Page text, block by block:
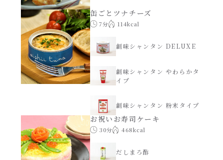
グラタン/ドリア
シャンタン粉末（シャンタンチーズニングを
含む）
だしまろ麺
シャンタン鍋
すき焼のたれ
焼肉のたれ 初代
焼肉のたれ 二代目
やみつききゃべつの塩たれ
だしまろ酢
缶ごとツナチーズ
7分 114kcal
創味シャンタン DELUXE
創味シャンタン やわらかタ
イプ
創味シャンタン 粉末タイプ
お祝いお寿司ケーキ
30分 468kcal
だしまろ酢